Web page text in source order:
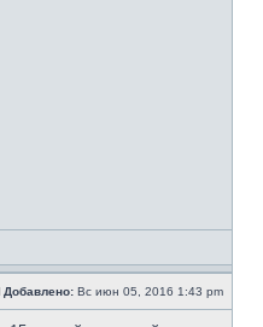
Добавлено: Вс июн 05, 2016 1:43 pm